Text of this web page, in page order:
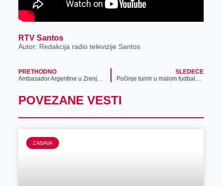
RTV Santos
Autor: Redakcija radio televizije Santos
PRETHODNO
Ambasador Argentine u Zrenjaninu
SLEDEĆE
Počinje turnir u malom fudbalu na Bagljašu
POVEZANE VESTI
ZABAVA